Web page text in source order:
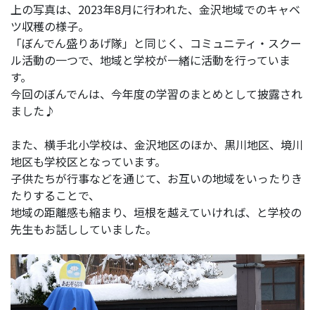
上の写真は、2023年8月に行われた、金沢地域でのキャベ
ツ収穫の様子。
「ぼんでん盛りあげ隊」と同じく、コミュニティ・スクー
ル活動の一つで、地域と学校が一緒に活動を行っていま
す。
今回のぼんでんは、今年度の学習のまとめとして披露され
ました♪
また、横手北小学校は、金沢地区のほか、黒川地区、境川
地区も学校区となっています。
子供たちが行事などを通じて、 お互いの地域をいったりき
たりすることで、
地域の距離感も縮まり、垣根を越えていければ、と学校の
先生もお話ししていました。